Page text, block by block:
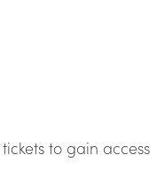
to gain access